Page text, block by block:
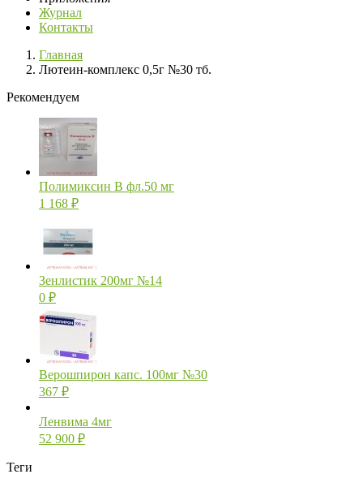
Журнал
Контакты
Главная
Лютеин-комплекс 0,5г №30 тб.
Рекомендуем
Полимиксин В фл.50 мг
1 168 ₽
Зенлистик 200мг №14
0 ₽
Верошпирон капс. 100мг №30
367 ₽
Ленвима 4мг
52 900 ₽
Теги